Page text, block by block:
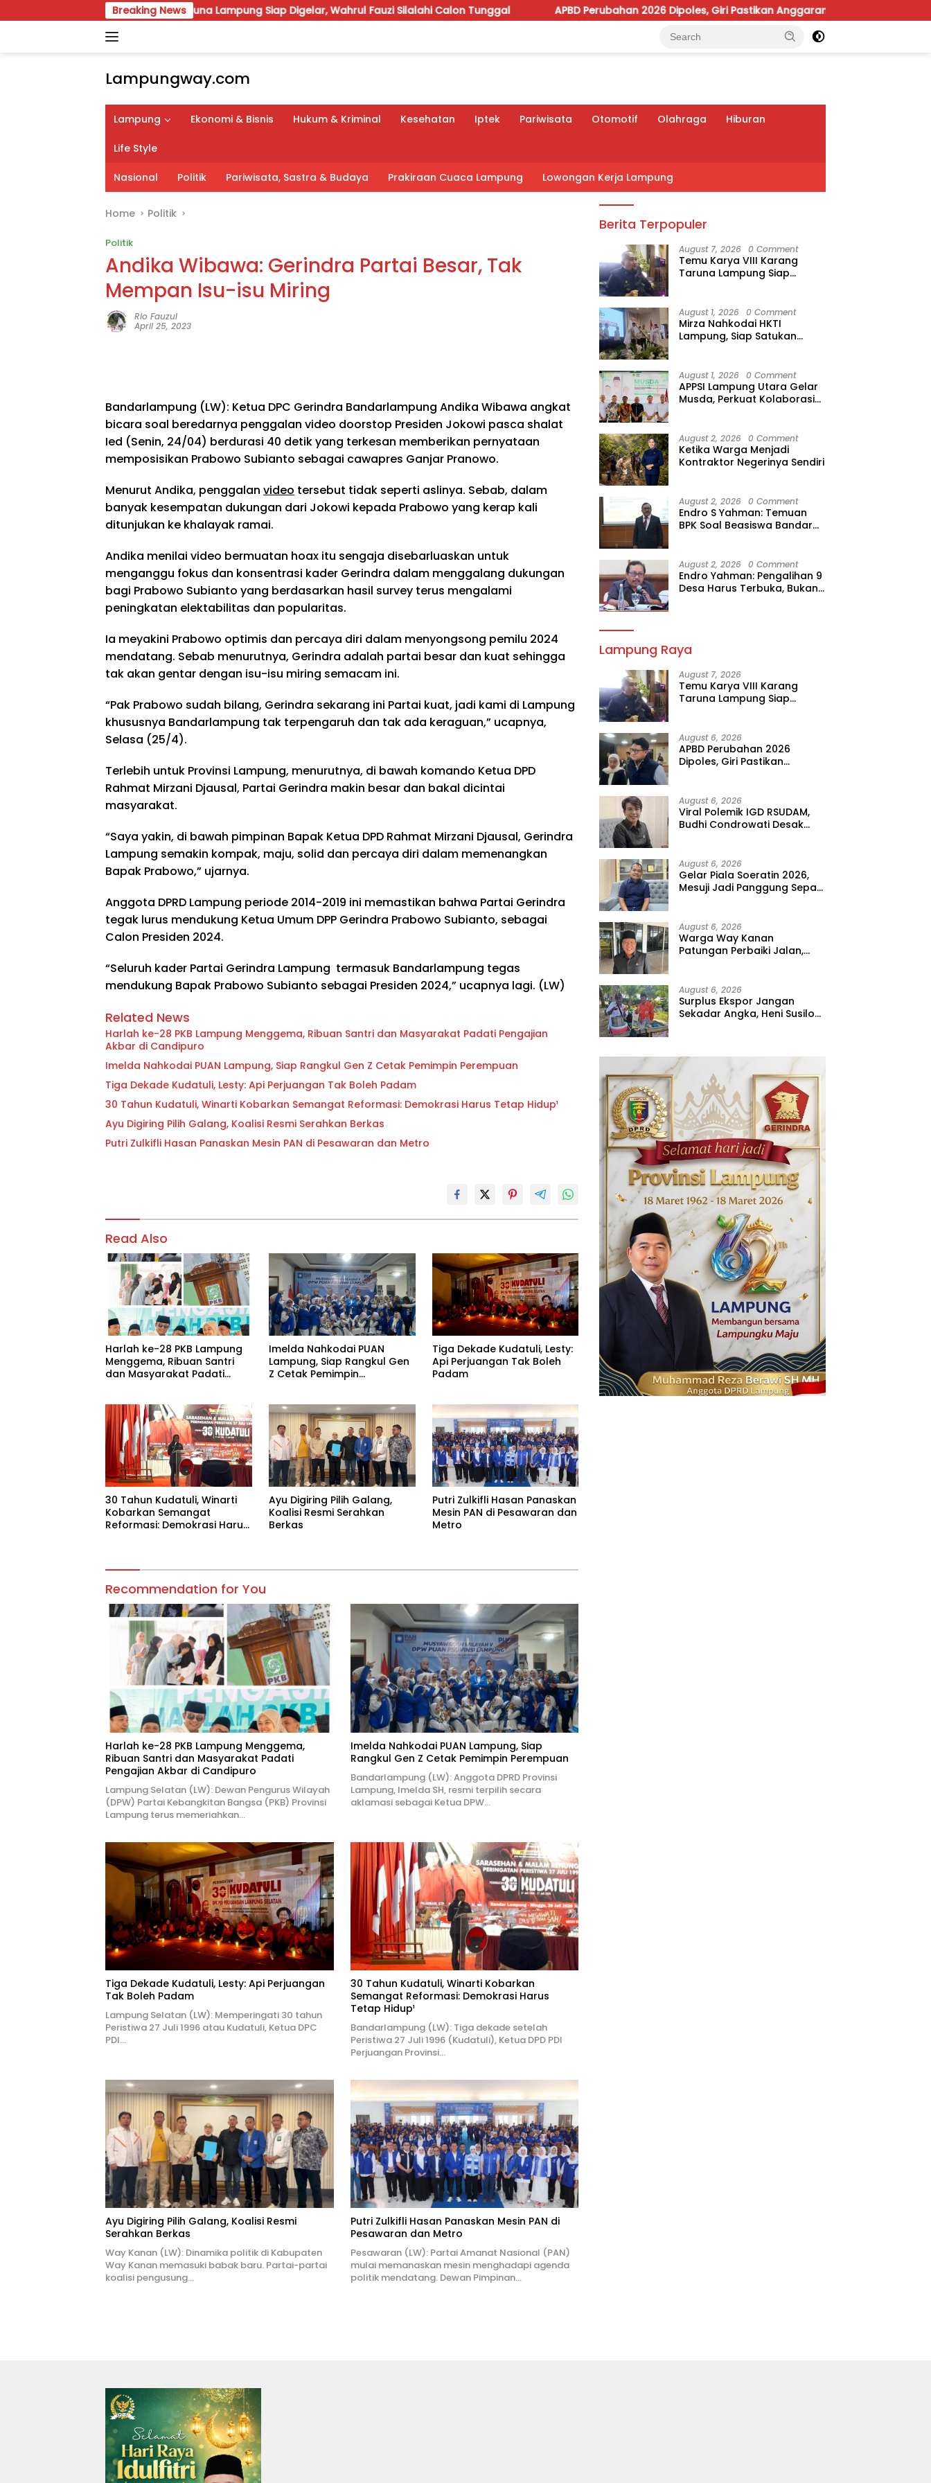
to
Breaking News
VIII Karang Taruna Lampung Siap Digelar, Wahrul Fauzi Silalahi Calon Tunggal APBD Perubahan 2026 Dipoles, Giri Pastikan Anggaran Fokus Program Prioritas
Lampungway.com
Berita
Daerah
Lampung
Terpercaya
dan
Terupdate
Lampung Ekonomi & Bisnis Hukum & Kriminal Kesehatan Iptek Pariwisata Otomotif Olahraga Hiburan
Life Style
Nasional Politik Pariwisata, Sastra & Budaya Prakiraan Cuaca Lampung Lowongan Kerja Lampung
Home Politik
Politik
Andika Wibawa: Gerindra Partai Besar, Tak
Mempan Isu-isu Miring
Rio Fauzul
April 25, 2023
Bandarlampung (LW): Ketua DPC Gerindra Bandarlampung Andika Wibawa angkat
bicara soal beredarnya penggalan video doorstop Presiden Jokowi pasca shalat
Ied (Senin, 24/04) berdurasi 40 detik yang terkesan memberikan pernyataan
memposisikan Prabowo Subianto sebagai cawapres Ganjar Pranowo.
Menurut Andika, penggalan video tersebut tidak seperti aslinya. Sebab, dalam
banyak kesempatan dukungan dari Jokowi kepada Prabowo yang kerap kali
ditunjukan ke khalayak ramai.
Andika menilai video bermuatan hoax itu sengaja disebarluaskan untuk
menganggu fokus dan konsentrasi kader Gerindra dalam menggalang dukungan
bagi Prabowo Subianto yang berdasarkan hasil survey terus mengalami
peningkatan elektabilitas dan popularitas.
Ia meyakini Prabowo optimis dan percaya diri dalam menyongsong pemilu 2024
mendatang. Sebab menurutnya, Gerindra adalah partai besar dan kuat sehingga
tak akan gentar dengan isu-isu miring semacam ini.
“Pak Prabowo sudah bilang, Gerindra sekarang ini Partai kuat, jadi kami di Lampung
khususnya Bandarlampung tak terpengaruh dan tak ada keraguan,” ucapnya,
Selasa (25/4).
Terlebih untuk Provinsi Lampung, menurutnya, di bawah komando Ketua DPD
Rahmat Mirzani Djausal, Partai Gerindra makin besar dan bakal dicintai
masyarakat.
“Saya yakin, di bawah pimpinan Bapak Ketua DPD Rahmat Mirzani Djausal, Gerindra
Lampung semakin kompak, maju, solid dan percaya diri dalam memenangkan
Bapak Prabowo,” ujarnya.
Anggota DPRD Lampung periode 2014-2019 ini memastikan bahwa Partai Gerindra
tegak lurus mendukung Ketua Umum DPP Gerindra Prabowo Subianto, sebagai
Calon Presiden 2024.
“Seluruh kader Partai Gerindra Lampung termasuk Bandarlampung tegas
mendukung Bapak Prabowo Subianto sebagai Presiden 2024,” ucapnya lagi. (LW)
Related News
Harlah ke-28 PKB Lampung Menggema, Ribuan Santri dan Masyarakat Padati Pengajian
Akbar di Candipuro
Imelda Nahkodai PUAN Lampung, Siap Rangkul Gen Z Cetak Pemimpin Perempuan
Tiga Dekade Kudatuli, Lesty: Api Perjuangan Tak Boleh Padam
30 Tahun Kudatuli, Winarti Kobarkan Semangat Reformasi: Demokrasi Harus Tetap Hidup¹
Ayu Digiring Pilih Galang, Koalisi Resmi Serahkan Berkas
Putri Zulkifli Hasan Panaskan Mesin PAN di Pesawaran dan Metro
Read Also
Harlah ke-28 PKB Lampung
Menggema, Ribuan Santri
dan Masyarakat Padati
Imelda Nahkodai PUAN
Lampung, Siap Rangkul Gen
Z Cetak Pemimpin
Tiga Dekade Kudatuli, Lesty:
Api Perjuangan Tak Boleh
Padam
30 Tahun Kudatuli, Winarti
Kobarkan Semangat
Reformasi: Demokrasi Harus
Ayu Digiring Pilih Galang,
Koalisi Resmi Serahkan
Berkas
Putri Zulkifli Hasan Panaskan
Mesin PAN di Pesawaran dan
Metro
Recommendation for You
Harlah ke-28 PKB Lampung Menggema,
Ribuan Santri dan Masyarakat Padati
Pengajian Akbar di Candipuro
Lampung Selatan (LW): Dewan Pengurus Wilayah
(DPW) Partai Kebangkitan Bangsa (PKB) Provinsi
Lampung terus memeriahkan…
Imelda Nahkodai PUAN Lampung, Siap
Rangkul Gen Z Cetak Pemimpin Perempuan
Bandarlampung (LW): Anggota DPRD Provinsi
Lampung, Imelda SH, resmi terpilih secara
aklamasi sebagai Ketua DPW…
Tiga Dekade Kudatuli, Lesty: Api Perjuangan
Tak Boleh Padam
Lampung Selatan (LW): Memperingati 30 tahun
Peristiwa 27 Juli 1996 atau Kudatuli, Ketua DPC
PDI…
30 Tahun Kudatuli, Winarti Kobarkan
Semangat Reformasi: Demokrasi Harus
Tetap Hidup¹
Bandarlampung (LW): Tiga dekade setelah
Peristiwa 27 Juli 1996 (Kudatuli), Ketua DPD PDI
Perjuangan Provinsi…
Ayu Digiring Pilih Galang, Koalisi Resmi
Serahkan Berkas
Way Kanan (LW): Dinamika politik di Kabupaten
Way Kanan memasuki babak baru. Partai-partai
koalisi pengusung…
Putri Zulkifli Hasan Panaskan Mesin PAN di
Pesawaran dan Metro
Pesawaran (LW): Partai Amanat Nasional (PAN)
mulai memanaskan mesin menghadapi agenda
politik mendatang. Dewan Pimpinan…
Berita Terpopuler
August 7, 2026 0 Comment
Temu Karya VIII Karang
Taruna Lampung Siap
August 1, 2026 0 Comment
Mirza Nahkodai HKTI
Lampung, Siap Satukan
August 1, 2026 0 Comment
APPSI Lampung Utara Gelar
Musda, Perkuat Kolaborasi
Bermartabat
August 2, 2026 0 Comment
Ketika Warga Menjadi
Kontraktor Negerinya Sendiri
August 2, 2026 0 Comment
Endro S Yahman: Temuan
BPK Soal Beasiswa Bandar
August 2, 2026 0 Comment
Endro Yahman: Pengalihan 9
Desa Harus Terbuka, Bukan
Lampung Raya
August 7, 2026
Temu Karya VIII Karang
Taruna Lampung Siap
August 6, 2026
APBD Perubahan 2026
Dipoles, Giri Pastikan
August 6, 2026
Viral Polemik IGD RSUDAM,
Budhi Condrowati Desak
August 6, 2026
Gelar Piala Soeratin 2026,
Mesuji Jadi Panggung Sepak
August 6, 2026
Warga Way Kanan
Patungan Perbaiki Jalan,
August 6, 2026
Surplus Ekspor Jangan
Sekadar Angka, Heni Susilo